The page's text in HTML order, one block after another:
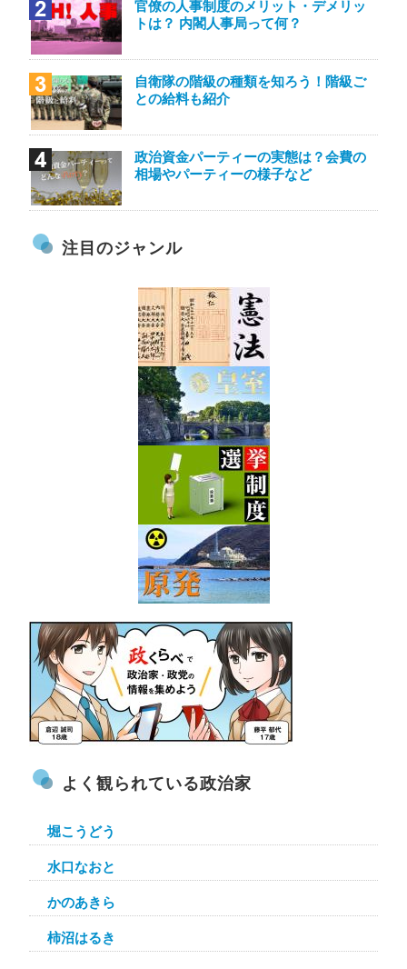
官僚の人事制度のメリット・デメリッ
トは？ 内閣人事局って何？
自衛隊の階級の種類を知ろう！階級ご
との給料も紹介
政治資金パーティーの実態は？会費の
相場やパーティーの様子など
注目のジャンル
よく観られている政治家
堀こうどう
水口なおと
かのあきら
柿沼はるき